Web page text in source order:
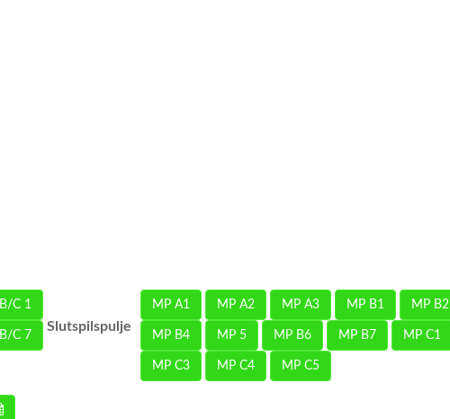
B/C 1
B/C 7
Slutspilspulje
MP A1 MP A2 MP A3 MP B1 MP B2
MP B4 MP 5 MP B6 MP B7 MP C1
MP C3 MP C4 MP C5